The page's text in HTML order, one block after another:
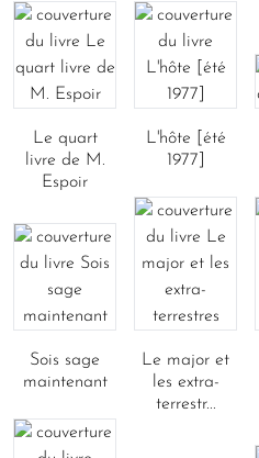
Le quart
livre de M.
Espoir
L'hôte [été
1977]
Sois sage
maintenant
Le major et
les extra-
terrestr...